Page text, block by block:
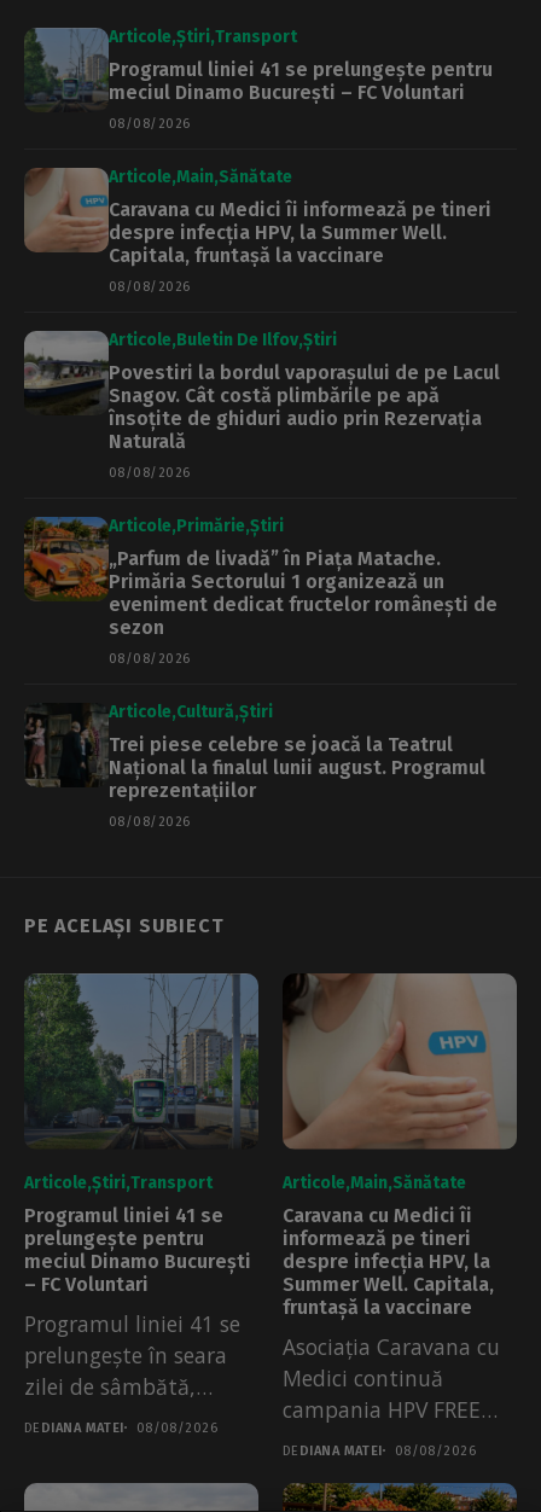
Articole Știri Transport
Programul liniei 41 se prelungește pentru
meciul Dinamo București – FC Voluntari
08/08/2026
Articole Main Sănătate
Caravana cu Medici îi informează pe tineri
despre infecția HPV, la Summer Well.
Capitala, fruntașă la vaccinare
08/08/2026
Articole Buletin De Ilfov Știri
Povestiri la bordul vaporașului de pe Lacul
Snagov. Cât costă plimbările pe apă
însoțite de ghiduri audio prin Rezervația
Naturală
08/08/2026
Articole Primărie Știri
„Parfum de livadă” în Piața Matache.
Primăria Sectorului 1 organizează un
eveniment dedicat fructelor românești de
sezon
08/08/2026
Articole Cultură Știri
Trei piese celebre se joacă la Teatrul
Național la finalul lunii august. Programul
reprezentațiilor
08/08/2026
PE ACELAȘI SUBIECT
Articole Știri Transport
Programul liniei 41 se
prelungește pentru
meciul Dinamo București
– FC Voluntari
Programul liniei 41 se
prelungește în seara
zilei de sâmbătă,
08.08.2026. Măsura a...
DE DIANA MATEI 08/08/2026
Articole Main Sănătate
Caravana cu Medici îi
informează pe tineri
despre infecția HPV, la
Summer Well. Capitala,
fruntașă la vaccinare
Asociația Caravana cu
Medici continuă
campania HPV FREE
City la Summer Well....
DE DIANA MATEI 08/08/2026